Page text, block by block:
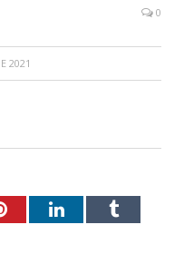
0
2021
PinterestLinkedInTumblr